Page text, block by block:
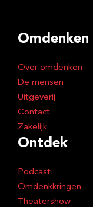
r
s
Omdenken
Over omdenken
De mensen
Uitgeverij
Contact
Zakelijk
Ontdek
Podcast
Omdenkkringen
Theatershow